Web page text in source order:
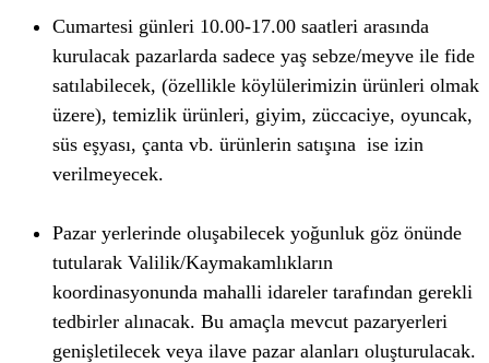
Cumartesi günleri 10.00-17.00 saatleri arasında
kurulacak pazarlarda sadece yaş sebze/meyve ile fide
satılabilecek, (özellikle köylülerimizin ürünleri olmak
üzere), temizlik ürünleri, giyim, züccaciye, oyuncak,
süs eşyası, çanta vb. ürünlerin satışına ise izin
verilmeyecek.
Pazar yerlerinde oluşabilecek yoğunluk göz önünde
tutularak Valilik/Kaymakamlıkların
koordinasyonunda mahalli idareler tarafından gerekli
tedbirler alınacak. Bu amaçla mevcut pazaryerleri
genişletilecek veya ilave pazar alanları oluşturulacak.